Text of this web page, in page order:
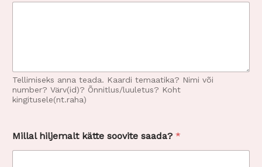
Tellimiseks anna teada. Kaardi temaatika? Nimi või
number? Värv(id)? Õnnitlus/luuletus? Koht
kingitusele(nt.raha)
Millal hiljemalt kätte soovite saada? *